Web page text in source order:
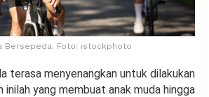
Bersepeda. Foto: istockphoto
terasa menyenangkan untuk dilakukan
inilah yang membuat anak muda hingga